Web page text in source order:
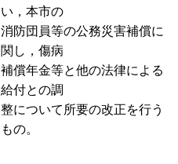
い，本市の
消防団員等の公務災害補償に
関し，傷病
補償年金等と他の法律による
給付との調
整について所要の改正を行う
もの。